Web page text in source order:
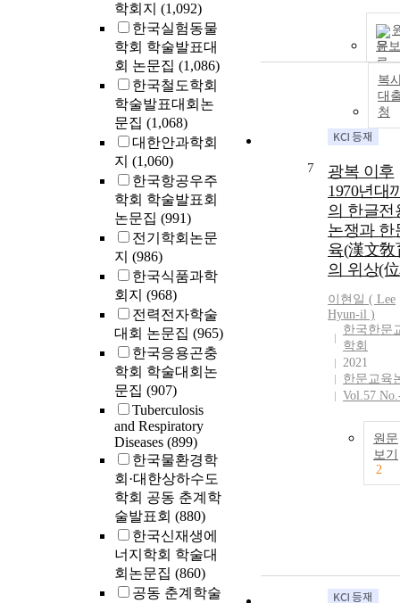
학회지 (1,092)
한국실험동물
학회 학술발표대
회 논문집 (1,086)
한국철도학회
학술발표대회논
문집 (1,068)
대한안과학회
지 (1,060)
한국항공우주
학회 학술발표회
논문집 (991)
전기학회논문
지 (986)
한국식품과학
회지 (968)
전력전자학술
대회 논문집 (965)
한국응용곤충
학회 학술대회논
문집 (907)
Tuberculosis
and Respiratory
Diseases (899)
한국물환경학
회·대한상하수도
학회 공동 춘계학
술발표회 (880)
한국신재생에
너지학회 학술대
회논문집 (860)
공동 춘계학술
문
복
대
청
7
광복 이후
1970년대
의 한글전
논쟁과 한
육(漢文敎
의 위상(
이현일 ( Lee
Hyun-il )
한국한문
학회
2021
한문교육
Vol.57
원문
보기
2